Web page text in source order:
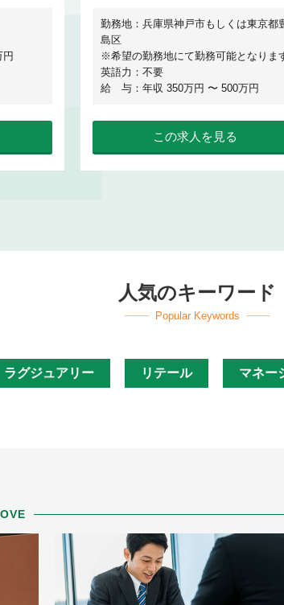
勤務地：兵庫県神戸市もしくは東京都
島区
※希望の勤務地にて勤務可能となりま
英語力：不要
給 与：年収 350万円 〜 500万円
この求人を見る
人気のキーワード
Popular Keywords
ラグジュアリー リテール マネー